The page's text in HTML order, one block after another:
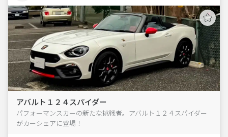
アバルト１２４スパイダー
パフォーマンスカーの新たな挑戦者。アバルト１２４スパイダー
がカーシェアに登場！